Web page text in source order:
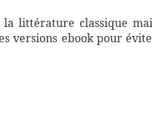
la littérature classique
versions ebook pour